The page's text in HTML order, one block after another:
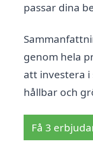
passar dina
genom hela
att investera
hållbar och
Få 3